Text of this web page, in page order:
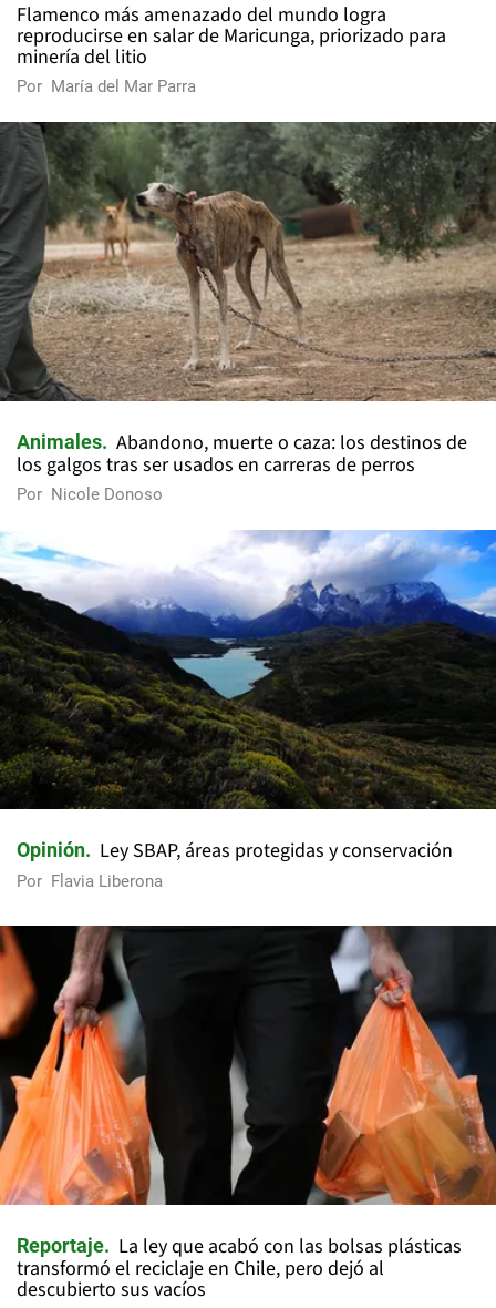
Flamenco más amenazado del mundo logra
reproducirse en salar de Maricunga, priorizado para
minería del litio
Por María del Mar Parra
Animales
Abandono, muerte o caza: los destinos de
los galgos tras ser usados en carreras de perros
Por Nicole Donoso
Opinión Ley SBAP, áreas protegidas y conservación
Por Flavia Liberona
Reportaje
La ley que acabó con las bolsas plásticas
transformó el reciclaje en Chile, pero dejó al
descubierto sus vacíos